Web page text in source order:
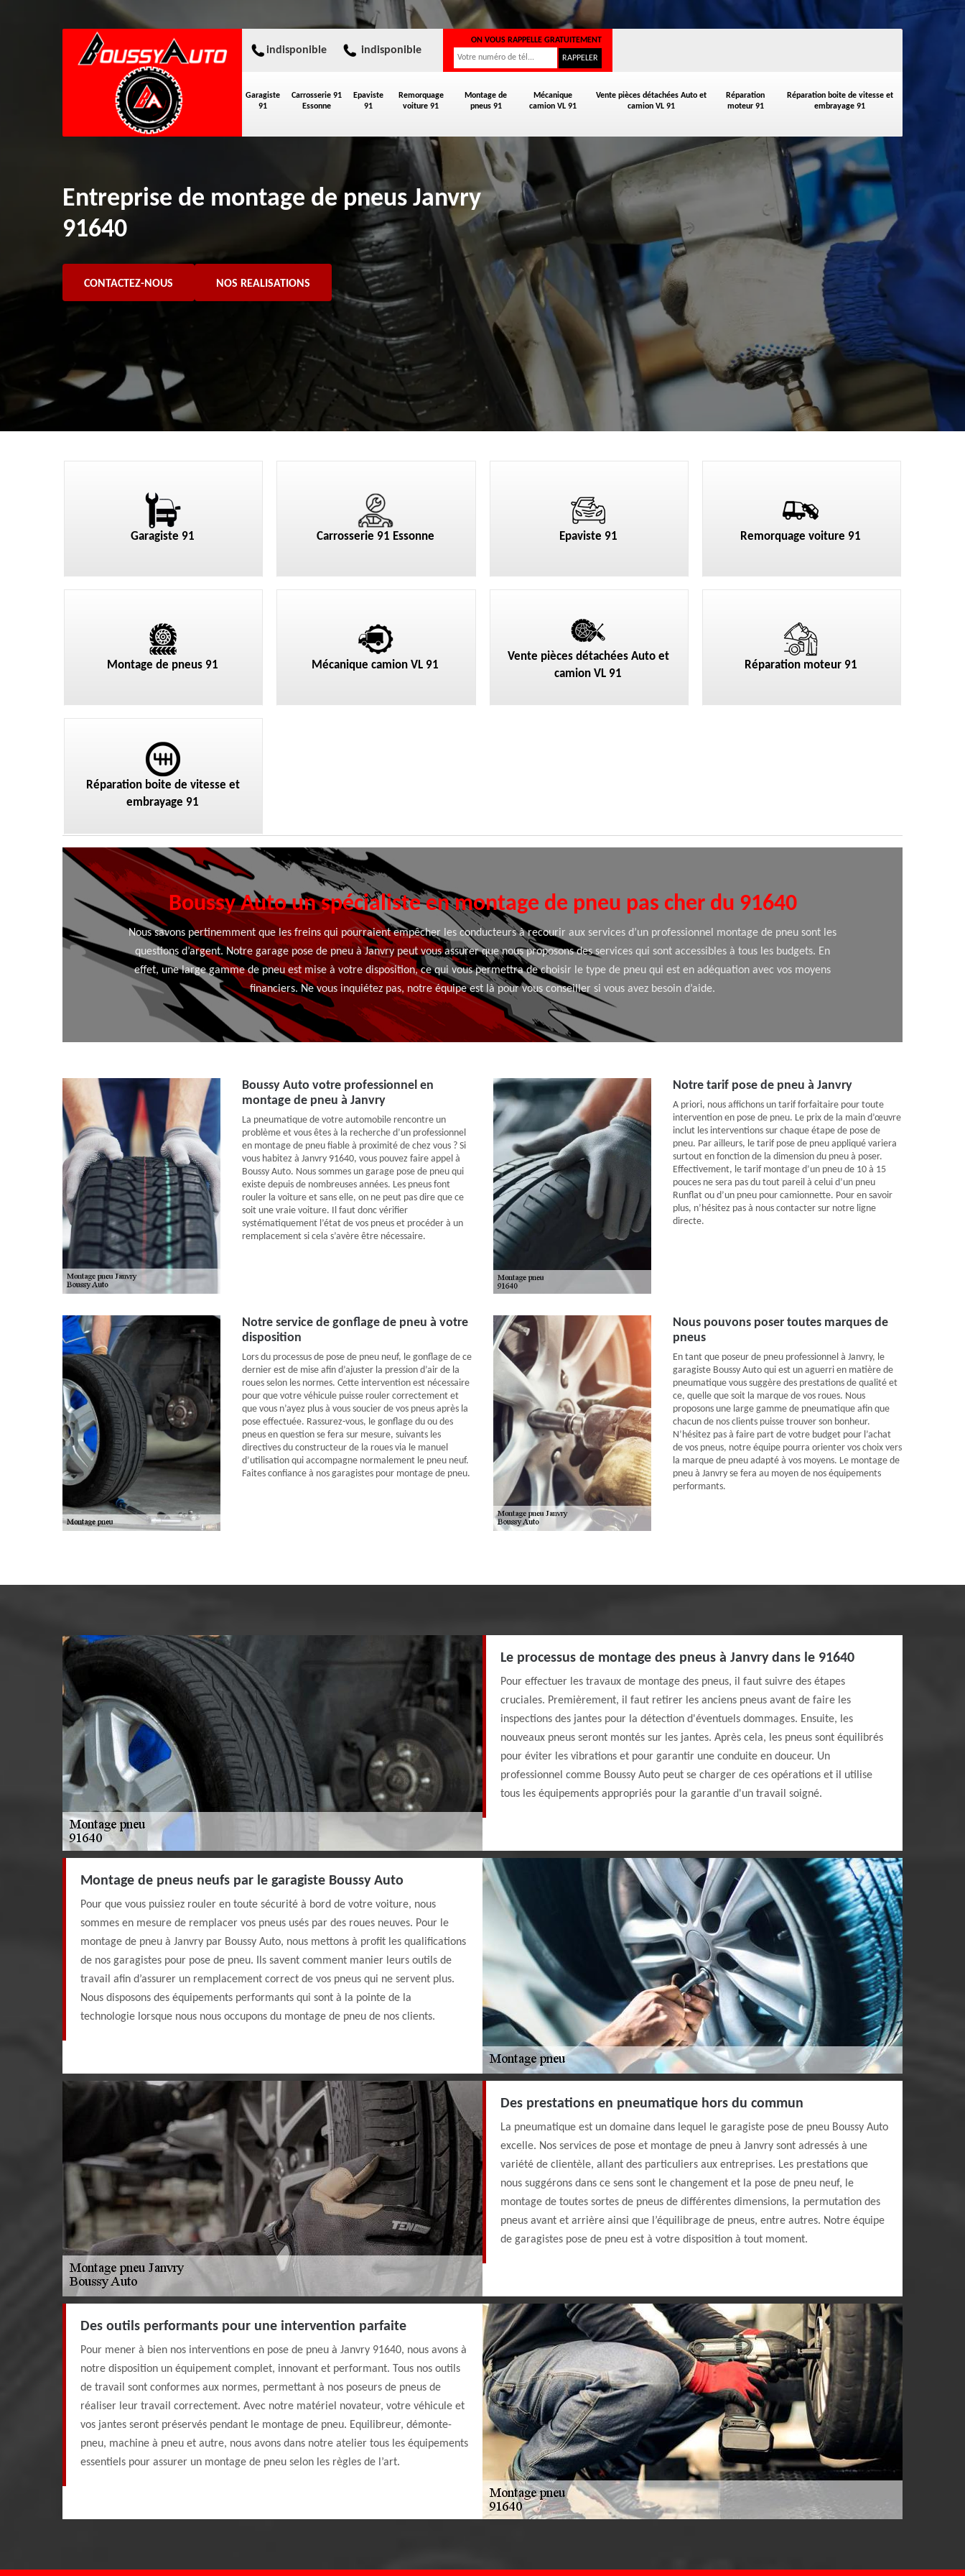
Garagiste
91
Carrosserie 91
Essonne
Epaviste
91
Remorquage
voiture 91
Montage de
pneus 91
Mécanique
camion VL 91
Vente pièces détachées Auto et
camion VL 91
Réparation
moteur 91
Réparation boite de vitesse et
embrayage 91
indisponible indisponible
ON VOUS RAPPELLE GRATUITEMENT
Entreprise de montage de pneus Janvry
91640
CONTACTEZ-NOUS NOS REALISATIONS
Garagiste 91 Carrosserie 91 Essonne Epaviste 91 Remorquage voiture 91
Montage de pneus 91 Mécanique camion VL 91
Vente pièces détachées Auto et
camion VL 91
Réparation moteur 91
Réparation boite de vitesse et
embrayage 91
Boussy Auto un spécialiste en montage de pneu pas cher du 91640
Nous savons pertinemment que les freins qui pourraient empêcher les conducteurs à recourir aux services d’un professionnel montage de pneu sont les
questions d’argent. Notre garage pose de pneu à Janvry peut vous assurer que nous proposons des services qui sont accessibles à tous les budgets. En
effet, une large gamme de pneu est mise à votre disposition, ce qui vous permettra de choisir le type de pneu qui est en adéquation avec vos moyens
financiers. Ne vous inquiétez pas, notre équipe est là pour vous conseiller si vous avez besoin d’aide.
Boussy Auto votre professionnel en
montage de pneu à Janvry
La pneumatique de votre automobile rencontre un
problème et vous êtes à la recherche d’un professionnel
en montage de pneu fiable à proximité de chez vous ? Si
vous habitez à Janvry 91640, vous pouvez faire appel à
Boussy Auto. Nous sommes un garage pose de pneu qui
existe depuis de nombreuses années. Les pneus font
rouler la voiture et sans elle, on ne peut pas dire que ce
soit une vraie voiture. Il faut donc vérifier
systématiquement l’état de vos pneus et procéder à un
remplacement si cela s’avère être nécessaire.
Notre tarif pose de pneu à Janvry
A priori, nous affichons un tarif forfaitaire pour toute
intervention en pose de pneu. Le prix de la main d’œuvre
inclut les interventions sur chaque étape de pose de
pneu. Par ailleurs, le tarif pose de pneu appliqué variera
surtout en fonction de la dimension du pneu à poser.
Effectivement, le tarif montage d’un pneu de 10 à 15
pouces ne sera pas du tout pareil à celui d’un pneu
Runflat ou d’un pneu pour camionnette. Pour en savoir
plus, n’hésitez pas à nous contacter sur notre ligne
directe.
Notre service de gonflage de pneu à votre
disposition
Lors du processus de pose de pneu neuf, le gonflage de ce
dernier est de mise afin d’ajuster la pression d’air de la
roues selon les normes. Cette intervention est nécessaire
pour que votre véhicule puisse rouler correctement et
que vous n’ayez plus à vous soucier de vos pneus après la
pose effectuée. Rassurez-vous, le gonflage du ou des
pneus en question se fera sur mesure, suivants les
directives du constructeur de la roues via le manuel
d’utilisation qui accompagne normalement le pneu neuf.
Faites confiance à nos garagistes pour montage de pneu.
Nous pouvons poser toutes marques de
pneus
En tant que poseur de pneu professionnel à Janvry, le
garagiste Boussy Auto qui est un aguerri en matière de
pneumatique vous suggère des prestations de qualité et
ce, quelle que soit la marque de vos roues. Nous
proposons une large gamme de pneumatique afin que
chacun de nos clients puisse trouver son bonheur.
N’hésitez pas à faire part de votre budget pour l’achat
de vos pneus, notre équipe pourra orienter vos choix vers
la marque de pneu adapté à vos moyens. Le montage de
pneu à Janvry se fera au moyen de nos équipements
performants.
Le processus de montage des pneus à Janvry dans le 91640
Pour effectuer les travaux de montage des pneus, il faut suivre des étapes
cruciales. Premièrement, il faut retirer les anciens pneus avant de faire les
inspections des jantes pour la détection d'éventuels dommages. Ensuite, les
nouveaux pneus seront montés sur les jantes. Après cela, les pneus sont équilibrés
pour éviter les vibrations et pour garantir une conduite en douceur. Un
professionnel comme Boussy Auto peut se charger de ces opérations et il utilise
tous les équipements appropriés pour la garantie d'un travail soigné.
Montage de pneus neufs par le garagiste Boussy Auto
Pour que vous puissiez rouler en toute sécurité à bord de votre voiture, nous
sommes en mesure de remplacer vos pneus usés par des roues neuves. Pour le
montage de pneu à Janvry par Boussy Auto, nous mettons à profit les qualifications
de nos garagistes pour pose de pneu. Ils savent comment manier leurs outils de
travail afin d’assurer un remplacement correct de vos pneus qui ne servent plus.
Nous disposons des équipements performants qui sont à la pointe de la
technologie lorsque nous nous occupons du montage de pneu de nos clients.
Des prestations en pneumatique hors du commun
La pneumatique est un domaine dans lequel le garagiste pose de pneu Boussy Auto
excelle. Nos services de pose et montage de pneu à Janvry sont adressés à une
variété de clientèle, allant des particuliers aux entreprises. Les prestations que
nous suggérons dans ce sens sont le changement et la pose de pneu neuf, le
montage de toutes sortes de pneus de différentes dimensions, la permutation des
pneus avant et arrière ainsi que l’équilibrage de pneus, entre autres. Notre équipe
de garagistes pose de pneu est à votre disposition à tout moment.
Des outils performants pour une intervention parfaite
Pour mener à bien nos interventions en pose de pneu à Janvry 91640, nous avons à
notre disposition un équipement complet, innovant et performant. Tous nos outils
de travail sont conformes aux normes, permettant à nos poseurs de pneus de
réaliser leur travail correctement. Avec notre matériel novateur, votre véhicule et
vos jantes seront préservés pendant le montage de pneu. Equilibreur, démonte-
pneu, machine à pneu et autre, nous avons dans notre atelier tous les équipements
essentiels pour assurer un montage de pneu selon les règles de l’art.